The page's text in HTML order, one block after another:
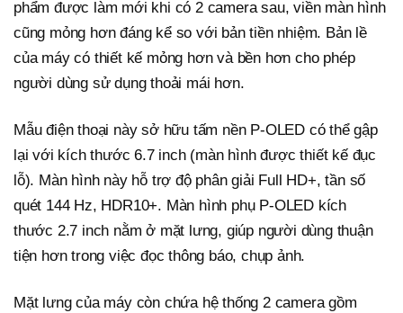
phẩm được làm mới khi có 2 camera sau, viền màn hình
cũng mỏng hơn đáng kể so với bản tiền nhiệm. Bản lề
của máy có thiết kế mỏng hơn và bền hơn cho phép
người dùng sử dụng thoải mái hơn.
Mẫu điện thoại này sở hữu tấm nền P-OLED có thể gập
lại với kích thước 6.7 inch (màn hình được thiết kế đục
lỗ). Màn hình này hỗ trợ độ phân giải Full HD+, tần số
quét 144 Hz, HDR10+. Màn hình phụ P-OLED kích
thước 2.7 inch nằm ở mặt lưng, giúp người dùng thuận
tiện hơn trong việc đọc thông báo, chụp ảnh.
Mặt lưng của máy còn chứa hệ thống 2 camera gồm